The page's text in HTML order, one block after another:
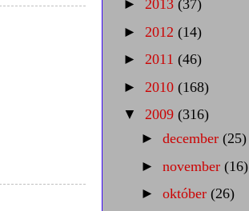
► 2013 (37)
► 2012 (14)
► 2011 (46)
► 2010 (168)
▼ 2009 (316)
► december (25)
► november (16)
► október (26)